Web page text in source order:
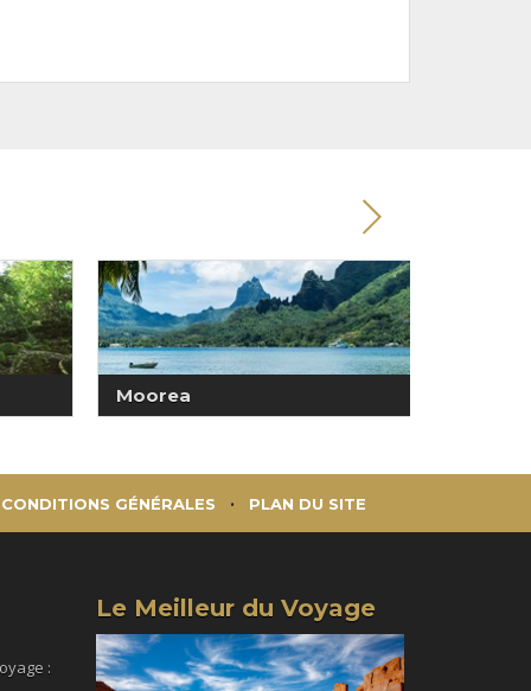
Moorea
CONDITIONS GÉNÉRALES PLAN DU SITE
:
Le Meilleur du Voyage